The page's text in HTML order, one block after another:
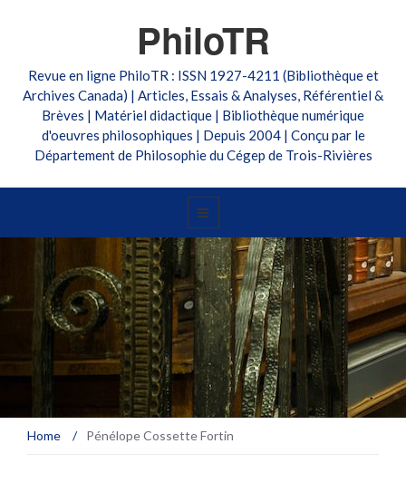
PhiloTR
Revue en ligne PhiloTR : ISSN 1927-4211 (Bibliothèque et
Archives Canada) | Articles, Essais & Analyses, Référentiel &
Brèves | Matériel didactique | Bibliothèque numérique
d'oeuvres philosophiques | Depuis 2004 | Conçu par le
Département de Philosophie du Cégep de Trois-Rivières
Home / Pénélope Cossette Fortin